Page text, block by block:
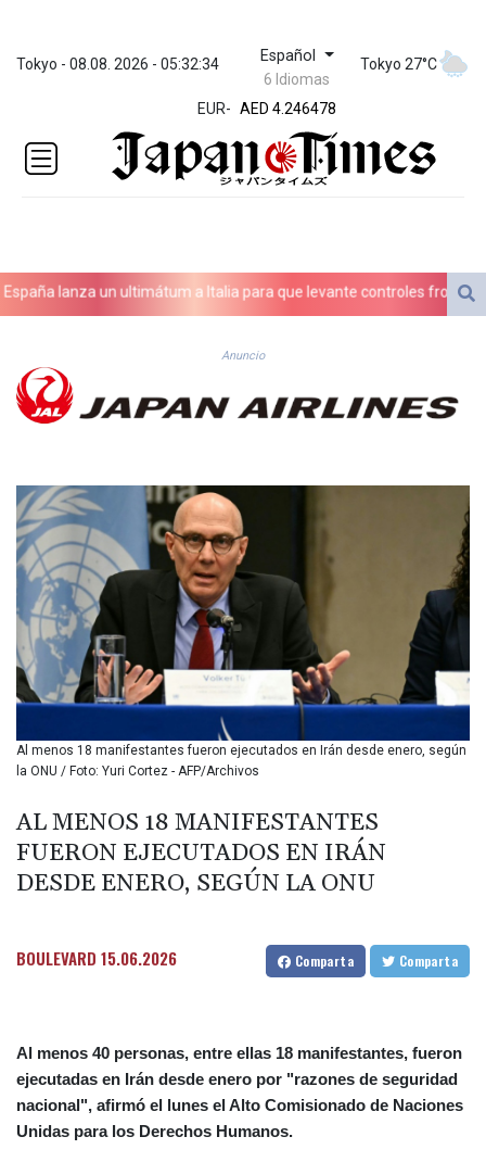
Tokyo - 08.08. 2026 - 05:32:34 Español
6 Idiomas
Tokyo 27°C
EUR-
ZWL 372.279507
AED 4.246478
AED 4.246478
AFN 76.888523
ALL 93.48757
AMD
ARS
1733.058686
AWG 2.082513
BAM 1.961414
BBD 2.328364
BIF 3453.99514
BMD 1.156149
BND 1.48134
BOB 13.739681
BRL 5.892665
BSD 1.156009
BTN 110.002458
BWP 15.603659
BYN 3.442252
BYR
BZD 2.324924
CAD 1.611493
2615.791646
CHF 0.933942
CLF 0.026753
CNY 7.801236
CNH 7.796982
CUC 1.156149
CUP 30.637949
CVE 110.647961
CZK 24.266354
lanza un ultimátum a Italia para que levante controles fronterizos
Anuncio
Al menos 18 manifestantes fueron ejecutados en Irán desde enero, según
la ONU / Foto: Yuri Cortez - AFP/Archivos
AL MENOS 18 MANIFESTANTES
FUERON EJECUTADOS EN IRÁN
DESDE ENERO, SEGÚN LA ONU
BOULEVARD 15.06.2026 Comparta Comparta
Al menos 40 personas, entre ellas 18 manifestantes, fueron
ejecutadas en Irán desde enero por "razones de seguridad
nacional", afirmó el lunes el Alto Comisionado de Naciones
Unidas para los Derechos Humanos.